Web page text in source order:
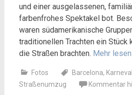
und einer ausgelassenen,
farbenfrohes Spektakel bot.
waren südamerikanische
traditionellen Trachten ein
die Straßen brachten. Mehr lesen
Fotos Barcelona, Karneval
Straßenumzug
Kommentar